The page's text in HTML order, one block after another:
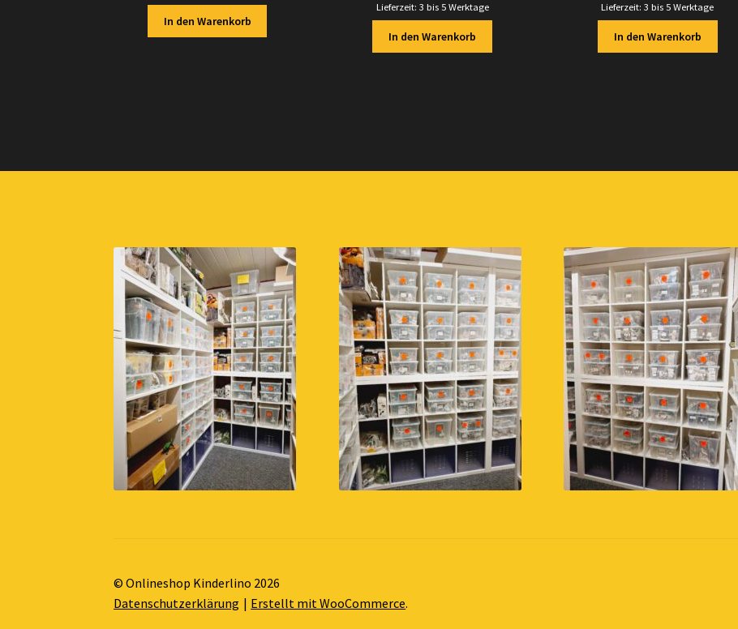
In den Warenkorb
Lieferzeit: 3 bis 5 Werktage
In den Warenkorb
Lieferzeit:3 bis 5 Werktage
In den Warenkorb
© Onlineshop Kinderlino 2026
Datenschutzerklärung
Erstellt mit WooCommerce.